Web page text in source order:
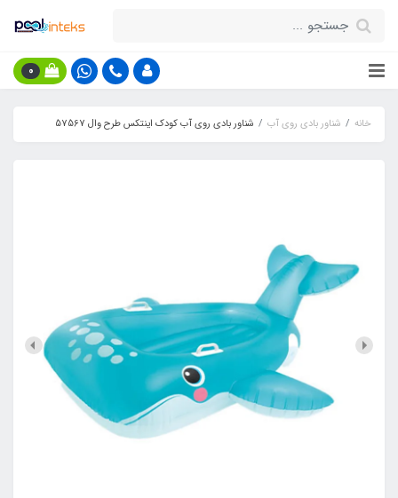
0
خانه شناور بادی روی آب شناور بادی روی آب کودک اینتکس طرح وال 57567